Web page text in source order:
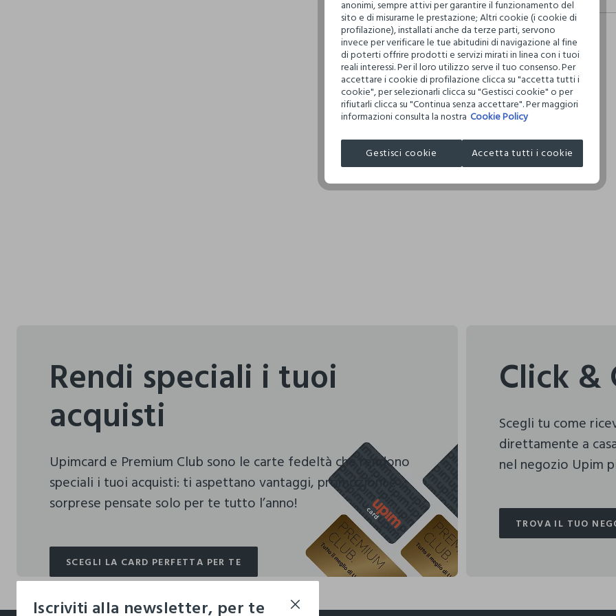
fisici, per
definito per
restrittivi
Clicca qui
I nostri
Hai fino a
Rendi speciali i tuoi
acquisti
Upimcard e Premium Club sono le carte fedeltà che rendono
speciali i tuoi acquisti: ti aspettano vantaggi, promozioni e
sorprese pensate solo per te tutto l’anno!
SCEGLI LA CARD PERFETTA PER TE
SCEGLI LA CARD PERFETTA PER TE
Click &
Scegli tu come
direttamente a
nel negozio Upim
TROVA IL TUO
TROVA IL TUO
Iscriviti alla newsletter, per te
anonimi, sempre attivi per garantire il funzionamento del
sito e di misurarne le prestazione; Altri cookie (i cookie di
profilazione), installati anche da terze parti, servono
invece per verificare le tue abitudini di navigazione al fine
di poterti offrire prodotti e servizi mirati in linea con i tuoi
reali interessi. Per il loro utilizzo serve il tuo consenso. Per
accettare i cookie di profilazione clicca su "accetta tutti i
cookie", per selezionarli clicca su "Gestisci cookie" o per
rifiutarli clicca su "Continua senza accettare". Per maggiori
informazioni consulta la nostra Cookie Policy
Gestisci cookie Accetta tutti i cookie